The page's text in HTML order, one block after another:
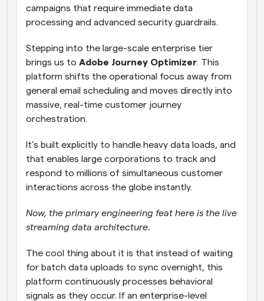
campaigns that require immediate data
processing and advanced security guardrails.
Stepping into the large-scale enterprise tier
brings us to Adobe Journey Optimizer. This
platform shifts the operational focus away from
general email scheduling and moves directly into
massive, real-time customer journey
orchestration.
It’s built explicitly to handle heavy data loads, and
that enables large corporations to track and
respond to millions of simultaneous customer
interactions across the globe instantly.
Now, the primary engineering feat here is the live
streaming data architecture.
The cool thing about it is that instead of waiting
for batch data uploads to sync overnight, this
platform continuously processes behavioral
signals as they occur. If an enterprise-level